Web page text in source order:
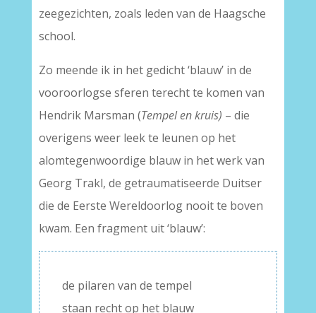
zeegezichten, zoals leden van de Haagsche
school.
Zo meende ik in het gedicht ‘blauw’ in de
vooroorlogse sferen terecht te komen van
Hendrik Marsman (Tempel en kruis) – die
overigens weer leek te leunen op het
alomtegenwoordige blauw in het werk van
Georg Trakl, de getraumatiseerde Duitser
die de Eerste Wereldoorlog nooit te boven
kwam. Een fragment uit ‘blauw’:
de pilaren van de tempel
staan recht op het blauw